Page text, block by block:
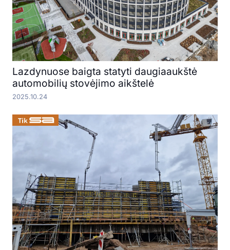
Lazdynuose baigta statyti daugiaaukštė
automobilių stovėjimo aikštelė
2025.10.24